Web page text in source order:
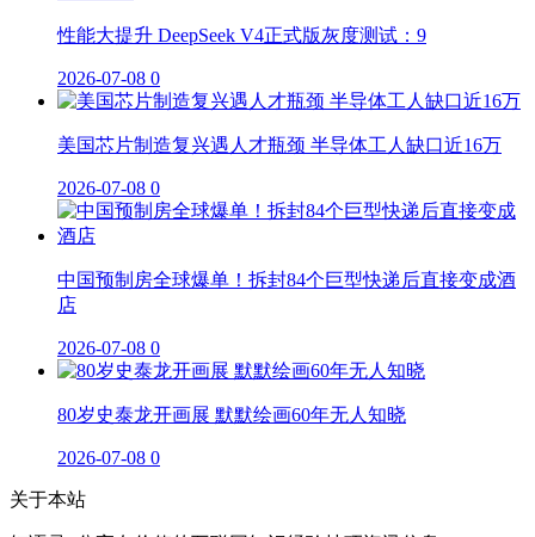
性能大提升 DeepSeek V4正式版灰度测试：9
2026-07-08 0
美国芯片制造复兴遇人才瓶颈 半导体工人缺口近16万
2026-07-08 0
中国预制房全球爆单！拆封84个巨型快递后直接变成酒
店
2026-07-08 0
80岁史泰龙开画展 默默绘画60年无人知晓
2026-07-08 0
关于本站